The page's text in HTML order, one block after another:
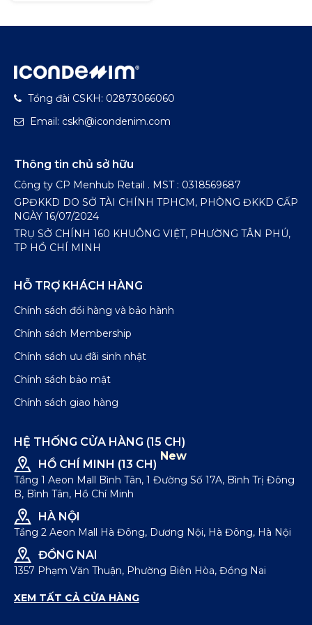
Tổng đài CSKH: 02873066060
Email: cskh@icondenim.com
Thông tin chủ sở hữu
Công ty CP Menhub Retail . MST : 0318569687
GPĐKKD DO SỞ TÀI CHÍNH TPHCM, PHÒNG ĐKKD CẤP
NGÀY 16/07/2024
TRỤ SỞ CHÍNH 160 KHUÔNG VIỆT, PHƯỜNG TÂN PHÚ,
TP HỒ CHÍ MINH
HỖ TRỢ KHÁCH HÀNG
Chính sách đổi hàng và bảo hành
Chính sách Membership
Chính sách ưu đãi sinh nhật
Chính sách bảo mật
Chính sách giao hàng
HỆ THỐNG CỬA HÀNG (15 CH)
HỒ CHÍ MINH (13 CH)
New
Tầng 1 Aeon Mall Bình Tân, 1 Đường Số 17A, Bình Trị Đông
B, Bình Tân, Hồ Chí Minh
HÀ NỘI
Tầng 2 Aeon Mall Hà Đông, Dương Nội, Hà Đông, Hà Nội
ĐỒNG NAI
1357 Phạm Văn Thuận, Phường Biên Hòa, Đồng Nai
XEM TẤT CẢ CỬA HÀNG